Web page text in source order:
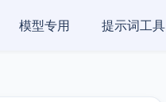
模型专用 提示词工具